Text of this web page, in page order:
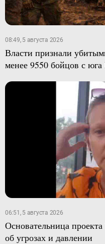
08:49, 5 августа 2026
Власти признали
менее 9550 бойцов с юга
06:51, 5 августа 2026
Основательница
об угрозах и давлении